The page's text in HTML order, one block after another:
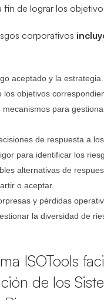
de lograr los
corporativos
aceptado y la estrategia.
los objetivos
mecanismos para
de respuesta a
para identificar los
alternativas de
o aceptar.
y pérdidas
la diversidad de
ISOTools
de los